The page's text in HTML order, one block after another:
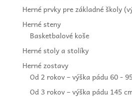
Herné prvky pre základné školy
Herné steny
Basketbalové koše
Herné stoly a stolíky
Herné zostavy
Od 2 rokov – výška pádu 60 -
Od 3 rokov – výška pádu 145